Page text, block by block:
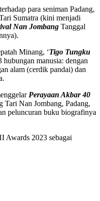
para seniman Padang,
Sumatra (kini menjadi
Nan Jombang Tanggal
Minang, ‘Tigo Tungku
hubungan manusia: dengan
alam (cerdik pandai) dan
Perayaan Akbar 40
Tari Nan Jombang, Padang,
peluncuran buku biografinya
Awards 2023 sebagai